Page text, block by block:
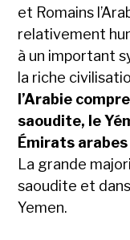
et Romains
relativement
à un important
la riche
l’Arabie
saoudite, le
Émirats
La grande
saoudite et
Yemen.